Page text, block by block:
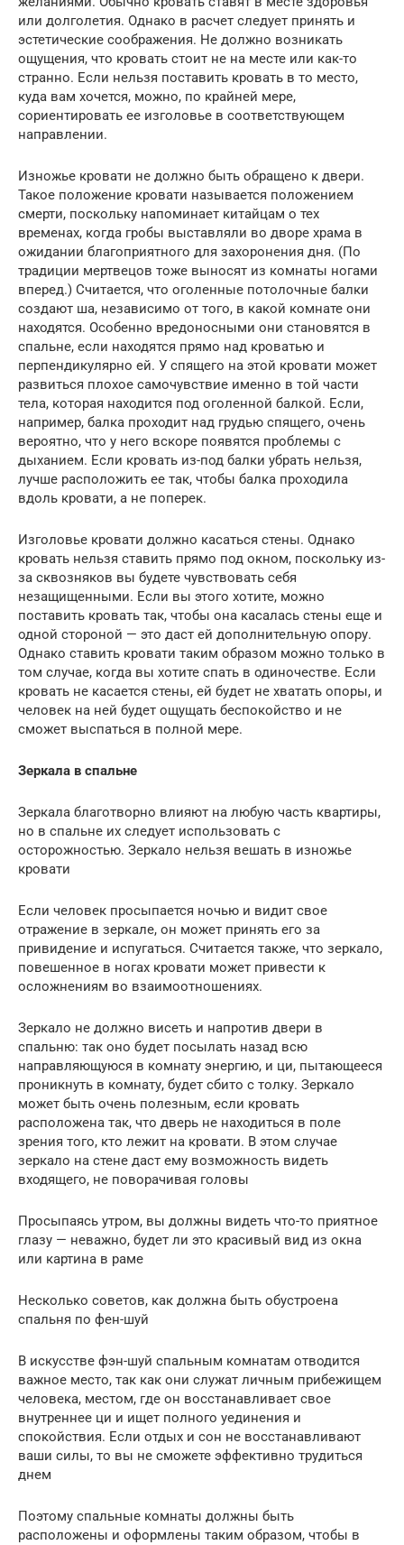
или долголетия. Однако в расчет следует принять и
эстетические соображения. Не должно возникать
ощущения, что кровать стоит не на месте или как-то
странно. Если нельзя поставить кровать в то место,
куда вам хочется, можно, по крайней мере,
сориентировать ее изголовье в соответствующем
направлении.
Изножье кровати не должно быть обращено к двери.
Такое положение кровати называется положением
смерти, поскольку напоминает китайцам о тех
временах, когда гробы выставляли во дворе храма в
ожидании благоприятного для захоронения дня. (По
традиции мертвецов тоже выносят из комнаты ногами
вперед.) Считается, что оголенные потолочные балки
создают ша, независимо от того, в какой комнате они
находятся. Особенно вредоносными они становятся в
спальне, если находятся прямо над кроватью и
перпендикулярно ей. У спящего на этой кровати может
развиться плохое самочувствие именно в той части
тела, которая находится под оголенной балкой. Если,
например, балка проходит над грудью спящего, очень
вероятно, что у него вскоре появятся проблемы с
дыханием. Если кровать из-под балки убрать нельзя,
лучше расположить ее так, чтобы балка проходила
вдоль кровати, а не поперек.
Изголовье кровати должно касаться стены. Однако
кровать нельзя ставить прямо под окном, поскольку из-
за сквозняков вы будете чувствовать себя
незащищенными. Если вы этого хотите, можно
поставить кровать так, чтобы она касалась стены еще и
одной стороной — это даст ей дополнительную опору.
Однако ставить кровати таким образом можно только в
том случае, когда вы хотите спать в одиночестве. Если
кровать не касается стены, ей будет не хватать опоры, и
человек на ней будет ощущать беспокойство и не
сможет выспаться в полной мере.
Зеркала в спальне
Зеркала благотворно влияют на любую часть квартиры,
но в спальне их следует использовать с
осторожностью. Зеркало нельзя вешать в изножье
кровати
Если человек просыпается ночью и видит свое
отражение в зеркале, он может принять его за
привидение и испугаться. Считается также, что зеркало,
повешенное в ногах кровати может привести к
осложнениям во взаимоотношениях.
Зеркало не должно висеть и напротив двери в
спальню: так оно будет посылать назад всю
направляющуюся в комнату энергию, и ци, пытающееся
проникнуть в комнату, будет сбито с толку. Зеркало
может быть очень полезным, если кровать
расположена так, что дверь не находиться в поле
зрения того, кто лежит на кровати. В этом случае
зеркало на стене даст ему возможность видеть
входящего, не поворачивая головы
Просыпаясь утром, вы должны видеть что-то приятное
глазу — неважно, будет ли это красивый вид из окна
или картина в раме
Несколько советов, как должна быть обустроена
спальня по фен-шуй
В искусстве фэн-шуй спальным комнатам отводится
важное место, так как они служат личным прибежищем
человека, местом, где он восстанавливает свое
внутреннее ци и ищет полного уединения и
спокойствия. Если отдых и сон не восстанавливают
ваши силы, то вы не сможете эффективно трудиться
днем
Поэтому спальные комнаты должны быть
расположены и оформлены таким образом, чтобы в